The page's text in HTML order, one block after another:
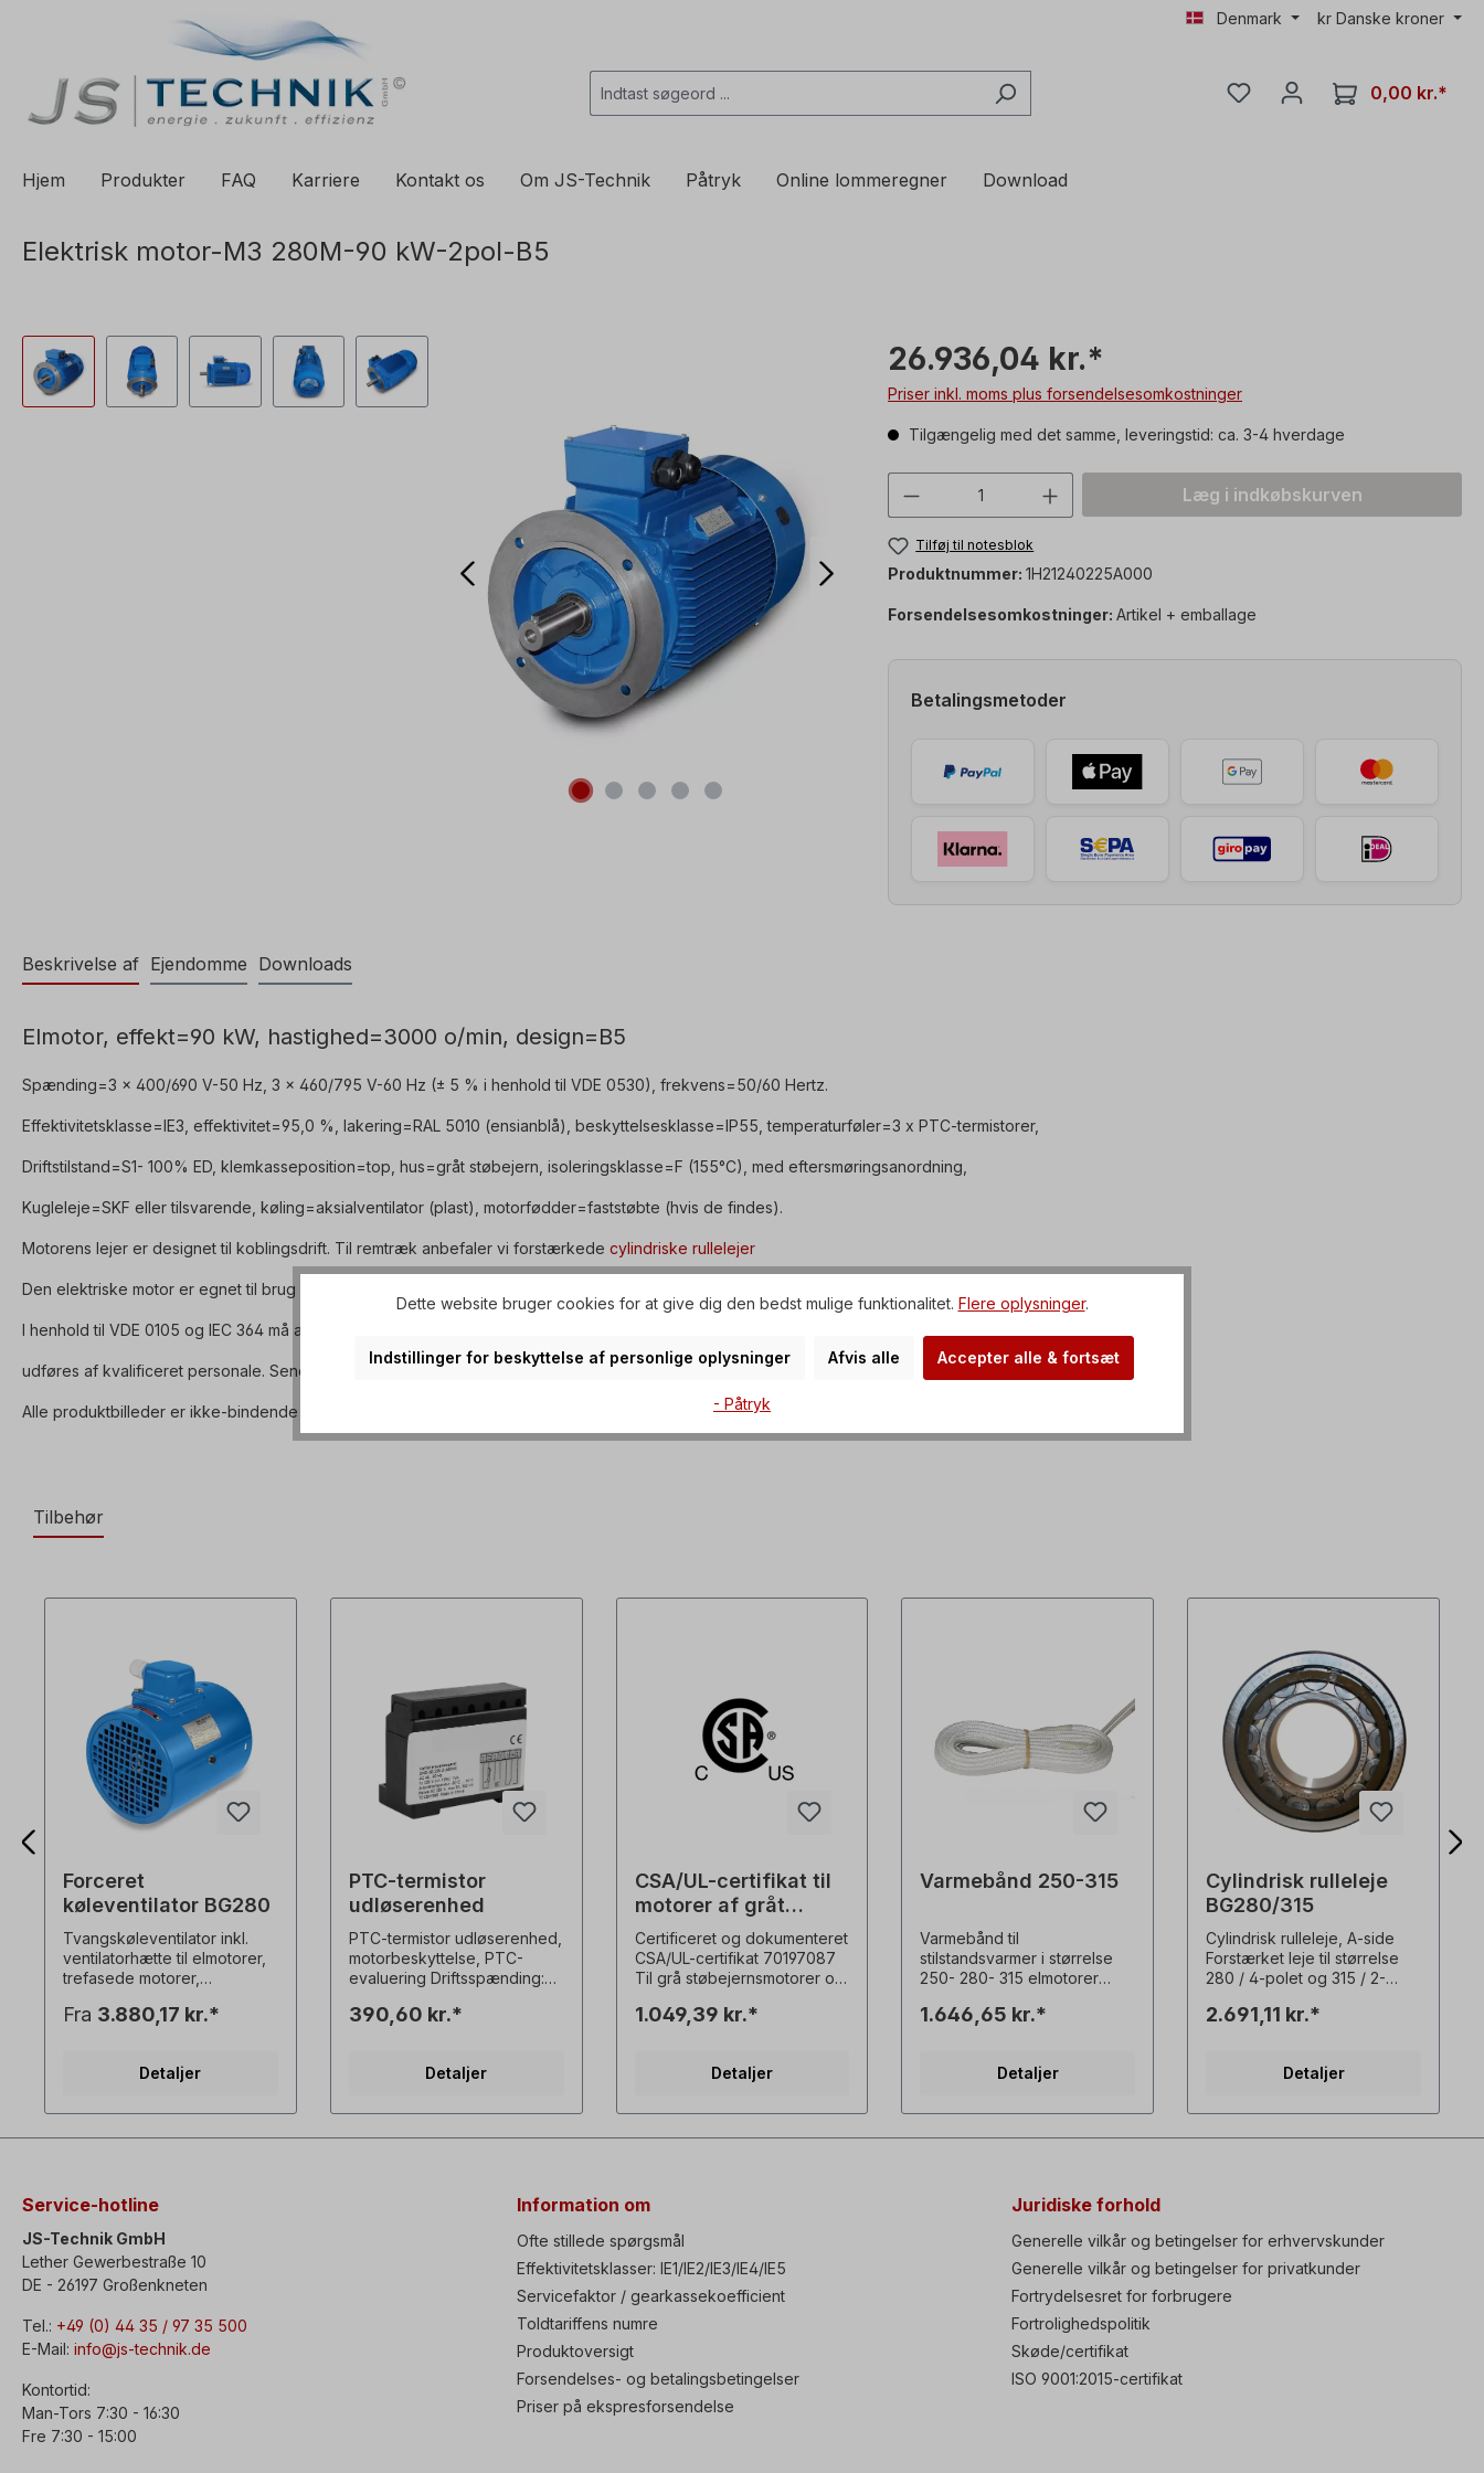
Spring til hovednavigation Denmark kr Danske kroner
0,00 kr.*
Hjem Produkter FAQ Karriere Kontakt os Om JS-Technik Påtryk Online lommeregner Download
Elektrisk motor-M3 280M-90 kW-2pol-B5
26.936,04 kr.*
Priser inkl. moms plus forsendelsesomkostninger
Tilgængelig med det samme, leveringstid: ca. 3-4 hverdage
Produktmængde: Indtast den ønskede værdi,
Læg i indkøbskurven
Tilføj til notesblok
Produktnummer: 1H21240225A000
Forsendelsesomkostninger: Artikel + emballage
Betalingsmetoder
Beskrivelse af Ejendomme Downloads
Elmotor, effekt=90 kW, hastighed=3000 o/min, design=B5
Spænding=3 x 400/690 V-50 Hz, 3 x 460/795 V-60 Hz (± 5 % i henhold til VDE 0530), frekvens=50/60 Hertz.
Effektivitetsklasse=IE3, effektivitet=95,0 %, lakering=RAL 5010 (ensianblå), beskyttelsesklasse=IP55, temperaturføler=3 x PTC-termistorer,
Driftstilstand=S1- 100% ED, klemkasseposition=top, hus=gråt støbejern, isoleringsklasse=F (155°C), med eftersmøringsanordning,
Kugleleje=SKF eller tilsvarende, køling=aksialventilator (plast), motorfødder=faststøbte (hvis de findes).
Motorens lejer er designet til koblingsdrift. Til remtræk anbefaler vi forstærkede cylindriske rullelejer
Den elektriske motor er egnet til brug med frekvensomformere og til begge rotationsretninger.
I henhold til VDE 0105 og IEC 364 må alt arbejde på det elektriske drev kun
udføres af kvalificeret personale. Send os en forespørgsel om ændringer eller specialdesign.
Alle produktbilleder er ikke-bindende eksempler! Der tages forbehold for tekniske ændringer.
Tilbehør
Forceret
køleventilator BG280
Tvangskøleventilator inkl.
ventilatorhætte til elmotorer,
trefasede motorer,
x 400V, frekvens=50Hz,
det nødvendigt at fjerne
ventilatorbladet
ventilatorbladet. Hvis der
afkortes. Hvis den bestilles
med en motor, kan den
tvungne køleventilator også
leveres samlet kan også
leveres samlet. Vælg venligst
version.
Fra 3.880,17 kr.*
Detaljer
PTC-termistor
udløserenhed
PTC-termistor udløserenhed,
motorbeskyttelse, PTC-
evaluering Driftsspænding:
tolerance: ± 20% Frekvens:
<0,8VA Tilladt
70 ℃ Nominel strøm af
switch ： 7A
Gendannelsesmodstand:
1500 ～ 1800Ω Vægt: 0,2 kg
390,60 kr.*
Detaljer
CSA/UL-certifikat til
motorer af gråt
støbejern
Certificeret og dokumenteret
CSA/UL-certifikat 70197087
Til grå støbejernsmotorer op
1.049,39 kr.*
Detaljer
Varmebånd 250-315
Varmebånd til
stilstandsvarmer i størrelse
250- 280- 315 elmotorer
at forhindre dannelse af
1.646,65 kr.*
Detaljer
Cylindrisk rulleleje
BG280/315
Cylindrisk rulleleje, A-side
Forstærket leje til størrelse
280 / 4-polet og 315 / 2-
understøtte øgede radiale
2.691,11 kr.*
Detaljer
Service-hotline
JS-Technik GmbH
Lether Gewerbestraße 10
DE - 26197 Großenkneten
Tel.: +49 (0) 44 35 / 97 35 500
E-Mail: info@js-technik.de
Kontortid:
Man-Tors 7:30 - 16:30
Fre 7:30 - 15:00
Information om
Ofte stillede spørgsmål
Effektivitetsklasser: IE1/IE2/IE3/IE4/IE5
Servicefaktor / gearkassekoefficient
Toldtariffens numre
Produktoversigt
Forsendelses- og betalingsbetingelser
Priser på ekspresforsendelse
Juridiske forhold
Generelle vilkår og betingelser for erhvervskunder
Generelle vilkår og betingelser for privatkunder
Fortrydelsesret for forbrugere
Fortrolighedspolitik
Skøde/certifikat
ISO 9001:2015-certifikat
Dette website bruger cookies for at give dig den bedst mulige funktionalitet. Flere oplysninger.
Indstillinger for beskyttelse af personlige oplysninger Afvis alle Accepter alle & fortsæt
- Påtryk